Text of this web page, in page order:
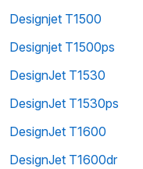
Designjet T1500
Designjet T1500ps
DesignJet T1530
DesignJet T1530ps
DesignJet T1600
DesignJet T1600dr